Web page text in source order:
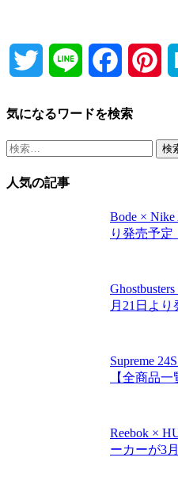
Twitter Line Facebook
気になるワードを検索
検
人気の記事
Bode × Nike
り発売予定
月21日より
Supreme
【全商品一
Reebok ×
ーカーが3